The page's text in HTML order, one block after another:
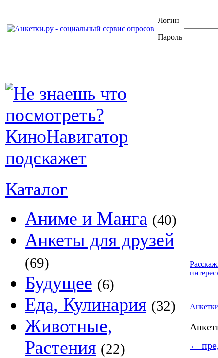
Логин
Пароль
Каталог
Аниме и Манга (40)
Анкеты для друзей
(69)
Будущее (6)
Еда, Кулинария (32)
Животные,
Растения (22)
←